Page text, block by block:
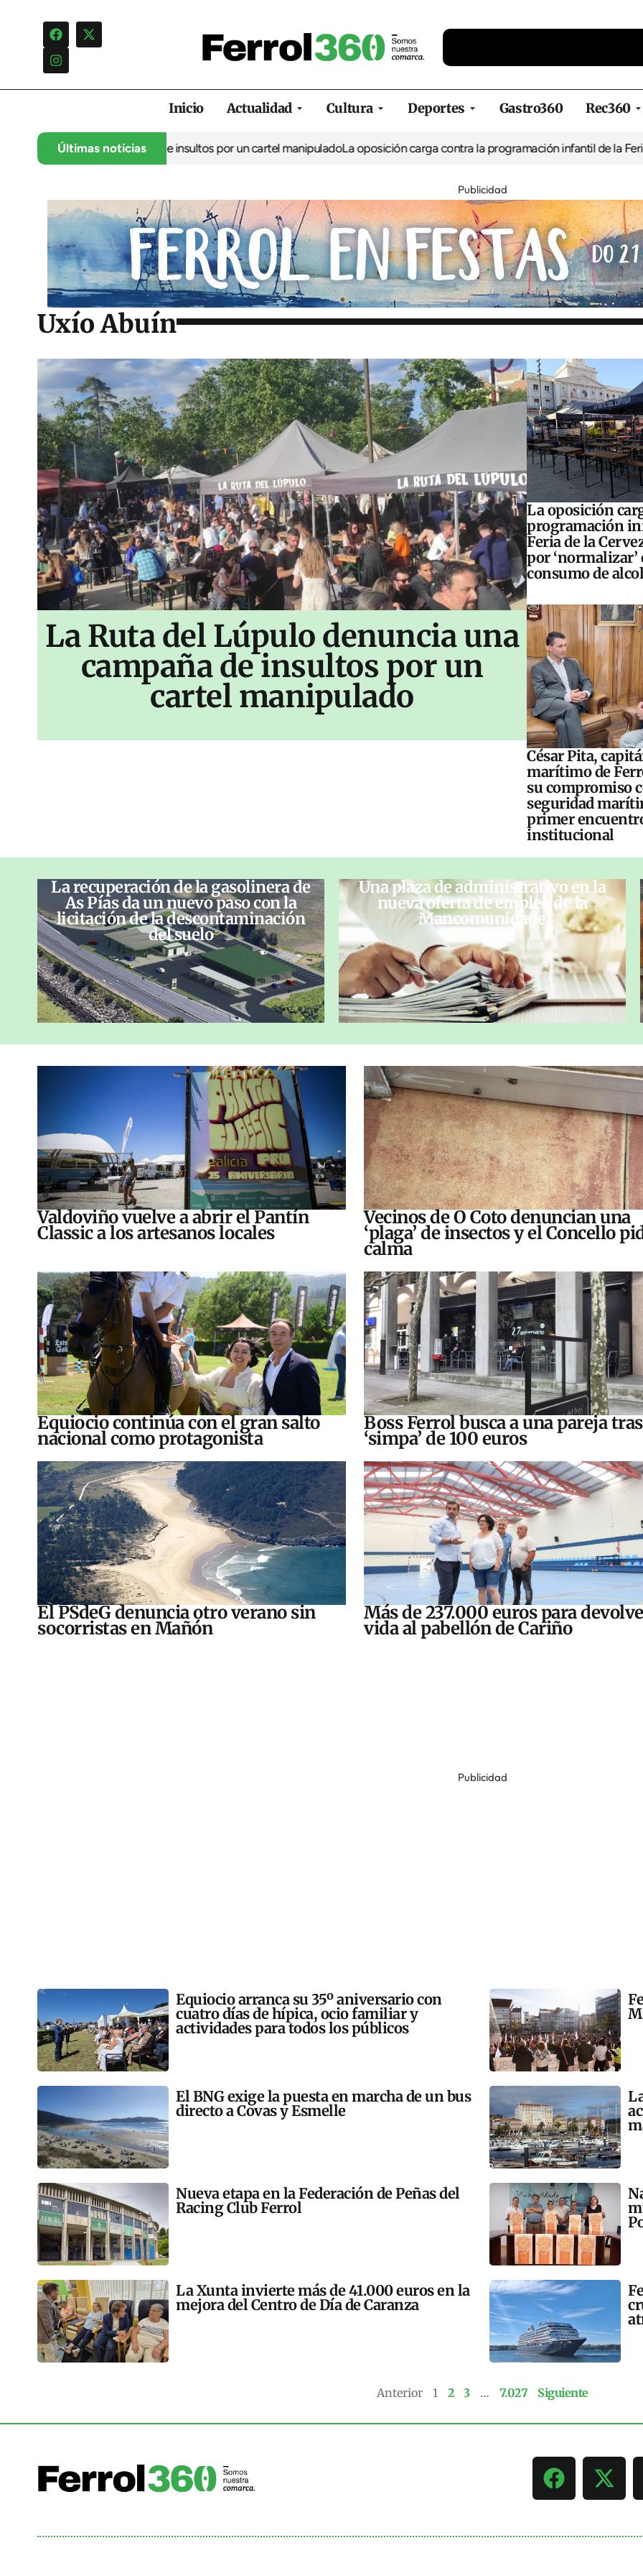
Inicio Actualidad Cultura Deportes Gastro360 Rec360
Últimas noticias
una campaña de insultos por un cartel manipuladoLa oposición carga contra la programación infantil de la Feria de la
Publicidad
Uxío Abuín
La Ruta del Lúpulo denuncia una
campaña de insultos por un
cartel manipulado
La oposición
programación
Feria de la
por ‘normalizar’
consumo de
César Pita,
marítimo de
su compromiso
seguridad
primer
institucional
La recuperación de la gasolinera de
As Pías da un nuevo paso con la
licitación de la descontaminación
del suelo
Una plaza de administrativo en la
nueva oferta de empleo de la
Mancomunidade
Valdoviño vuelve a abrir el Pantín
Classic a los artesanos locales
Vecinos de O Coto denuncian una
‘plaga’ de insectos y el Concello
calma
Equiocio continúa con el gran salto
nacional como protagonista
Boss Ferrol busca a una pareja
‘simpa’ de 100 euros
El PSdeG denuncia otro verano sin
socorristas en Mañón
Más de 237.000 euros para
vida al pabellón de Cariño
Publicidad
Equiocio arranca su 35º aniversario con
cuatro días de hípica, ocio familiar y
actividades para todos los públicos
El BNG exige la puesta en marcha de un bus
directo a Covas y Esmelle
Nueva etapa en la Federación de Peñas del
Racing Club Ferrol
La Xunta invierte más de 41.000 euros en la
mejora del Centro de Día de Caranza
Anterior 1 2 3 … 7.027 Siguiente